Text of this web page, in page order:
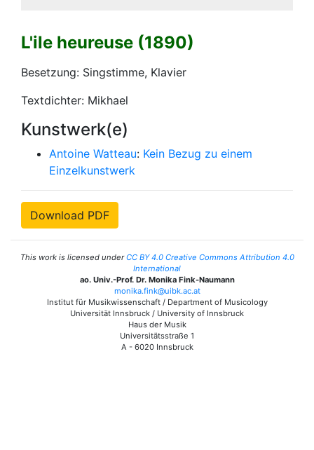
L'ile heureuse (1890)
Besetzung: Singstimme, Klavier
Textdichter: Mikhael
Kunstwerk(e)
Antoine Watteau: Kein Bezug zu einem
Einzelkunstwerk
Download PDF
This work is licensed underCC BY 4.0 Creative Commons Attribution 4.0
International
ao. Univ.-Prof. Dr. Monika Fink-Naumann
monika.fink@uibk.ac.at
Institut für Musikwissenschaft / Department of Musicology
Universität Innsbruck / University of Innsbruck
Haus der Musik
Universitätsstraße 1
A - 6020 Innsbruck